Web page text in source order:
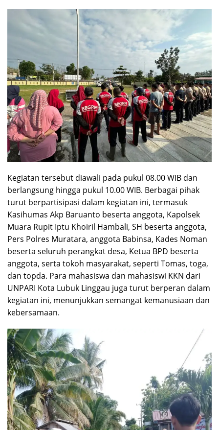
Kegiatan tersebut diawali pada pukul 08.00 WIB dan
berlangsung hingga pukul 10.00 WIB. Berbagai pihak
turut berpartisipasi dalam kegiatan ini, termasuk
Kasihumas Akp Baruanto beserta anggota, Kapolsek
Muara Rupit Iptu Khoiril Hambali, SH beserta anggota,
Pers Polres Muratara, anggota Babinsa, Kades Noman
beserta seluruh perangkat desa, Ketua BPD beserta
anggota, serta tokoh masyarakat, seperti Tomas, toga,
dan topda. Para mahasiswa dan mahasiswi KKN dari
UNPARI Kota Lubuk Linggau juga turut berperan dalam
kegiatan ini, menunjukkan semangat kemanusiaan dan
kebersamaan.